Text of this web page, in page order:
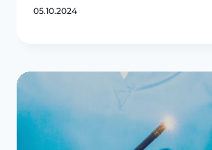
05.10.2024